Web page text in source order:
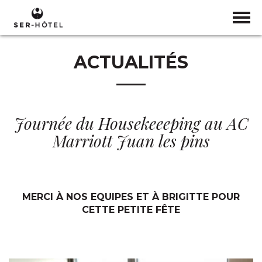
ACTUALITÉS
Journée du Housekeeeping au AC
Marriott Juan les pins
MERCI À NOS EQUIPES ET À BRIGITTE POUR
CETTE PETITE FÊTE